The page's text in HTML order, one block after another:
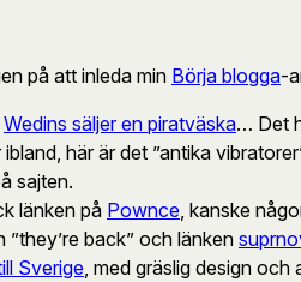
på att inleda min Börja blogga-
Wedins säljer en piratväska… Det
här är det ”antika
sajten.
länken på Pownce , kanske
”they’re back” och länken
Sverige , med gräslig design och